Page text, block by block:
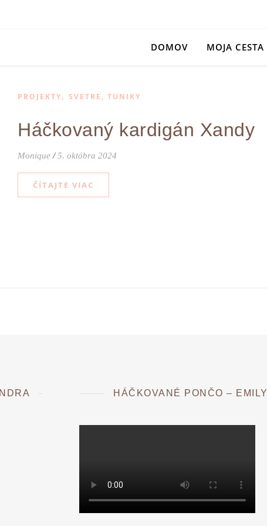
DOMOV MOJA CESTA
PROJEKTY, SVETRE, TUNIKY
Háčkovaný kardigán Xandy
Monique / 5. októbra 2024
ČÍTAJTE VIAC
HÁČKOVANÉ PONČO – EMILY